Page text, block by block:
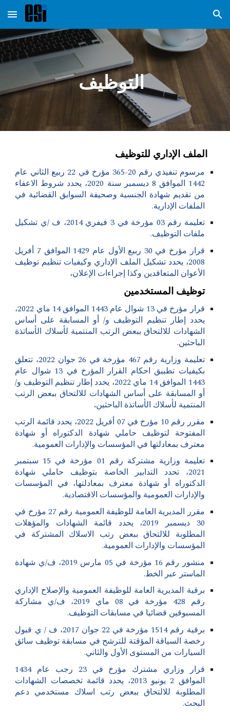
Skip to main content Skip to navigation
التوظيف
الملف الإداري للتوظيف
مرسوم تنفيذي رقم 20-365 مؤرخ في 22 ربيع الثاني عام
1442 الموافق 8 ديسمبر سنة 2020، يحدد شروط الاعفاء
من تقديم شهادة الجنسية وصحيفة السوابق القضائية في
الملفات الإدارية.
تعليمة رقم 03 مؤرخة في 3 فيفري 2014، ف /ي تشكيل
ملفات التوظيف.
قرار مؤرخ في 30 ربيع الأول عام 1429 الموافق 7 أفريل
2008، يحدد تشكيل الملف الإداري وكيفيات تنظيم توظيف
الأعوان المتعاقدين وكذا إجراءات الإعلان،
توظيف المستخدمين
قرار مؤرخ في 13 شوال عام 1443 الموافق 14 ماي 2022،
يحدد إطار تنظيم التوظيف و/ أو المسابقة على أساس
الشهادات للالتحاق ببعض الرتب المنتمية لأسلاك الأساتذة
الباحثين.
تعليمة وزارية رقم 467 مؤرخة في 26 جوان 2022، تتعلق
بكيفيات تطبيق احكام القرار المؤرخ في 13 شوال عام
1443 الموافق 14 ماي 2022، يحدد إطار تنظيم التوظيف و/
أو المسابقة على أساس الشهادات للالتحاق ببعض الرتب
المنتمية لأسلاك الأساتذة الباحثين.
مقرر رقم 10 مؤرخ في 07 أفريل 2022، يحدد قائمة الرتب
المفتوحة لتوظيف حاملي شهادة الدكتوراه أو شهادة
معترف بمعادلتها في المؤسسات والإدارات العمومية.
تعليمة وزارية مشتركة رقم 01 مؤرخة في 15 سبتمبر
2021، تحدد التدابير الخاصة بتوظيف حاملي شهادة
الدكتوراه أو شهادة معترف بمعادلتها، في المؤسسات
والإدارات العمومية والمؤسسات الاقتصادية.
مقرر المديرية العامة للوظيفة العمومية رقم 27 مؤرخ في
30 ديسمبر 2019، يحدد قائمة الشهادات والمؤهلات
المطلوبة للالتحاق ببعض رتب الاسلاك المشتركة في
المؤسسات والإدارات العمومية.
منشور رقم 16 مؤرخة في 05 مارس 2019، ف/ي شهادة
الماستر عبر الخط.
برقية المديرية العامة للوظيفة العمومية والإصلاح الإداري
رقم 428
مؤرخة في 08 ماي 2019، ف/ي مشاركة
المسبوقين قضائيا في مسابقات التوظيف.
برقية رقم 1514 مؤرخة في 22 جوان 2017، ف / ي قبول
رخصة السياقة المؤقتة للترشح في مسابقة توظيف سائق
السيارات من المستوى الأول والثاني.
قرار وزاري مشترك مؤرخ في 23 رجب عام 1434
الموافق 2 يونيو 2013، يحدد قائمة تخصصات الشهادات
المطلوبة للالتحاق ببعض رتب اسلاك مستخدمي دعم
البحث.